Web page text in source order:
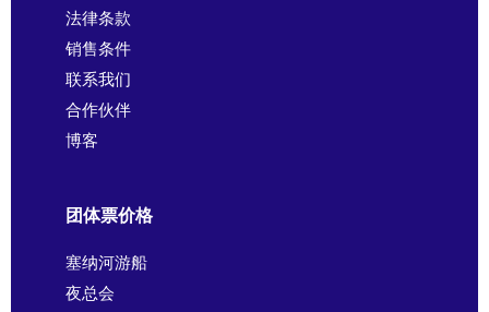
法律条款
销售条件
联系我们
合作伙伴
博客
团体票价格
塞纳河游船
夜总会